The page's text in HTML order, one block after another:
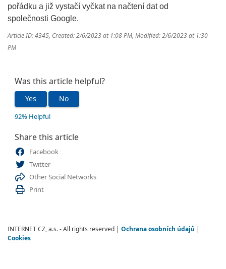
pořádku a již vystačí vyčkat na načtení dat od
společnosti Google.
Article ID: 4345, Created: 2/6/2023 at 1:08 PM, Modified: 2/6/2023 at 1:30
PM
Was this article helpful?
Yes No
92% Helpful
Share this article
Facebook
Twitter
Other Social Networks
Print
INTERNET CZ, a.s. - All rights reserved | Ochrana osobních údajů
Cookies